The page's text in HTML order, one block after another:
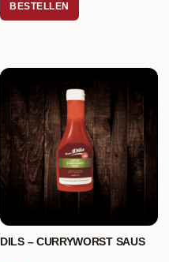
BESTELLEN
DILS – CURRYWORST SAUS